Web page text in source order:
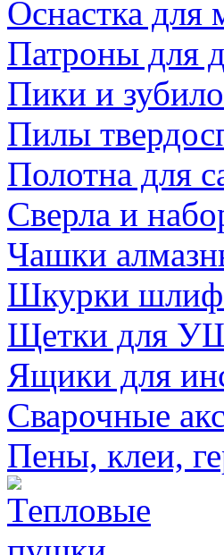
Оснастка для
Патроны для
Пики и
Пилы
Полотна для
Сверла и
Чашки
Шкурки
Щетки для
Ящики для
Сварочные
Пены, клеи,